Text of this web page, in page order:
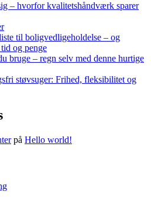
– hvorfor kvalitetshåndværk sparer
til boligvedligeholdelse – og
og penge
bruge – regn selv med denne hurtige
støvsuger: Frihed, fleksibilitet og
på Hello world!